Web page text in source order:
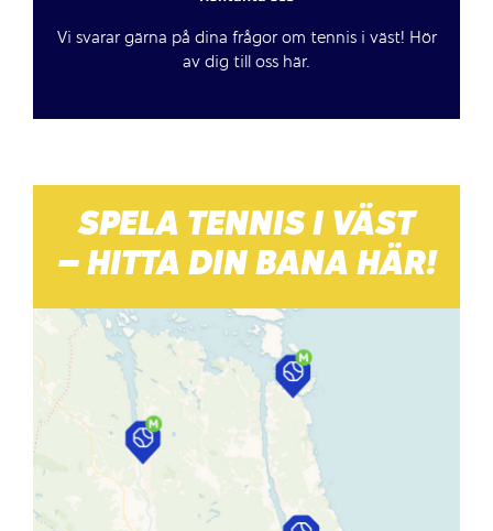
Vi svarar gärna på dina frågor om tennis i väst! Hör
av dig till oss här.
SPELA TENNIS I VÄST
– HITTA DIN BANA HÄR!